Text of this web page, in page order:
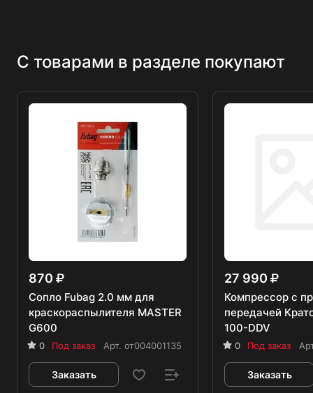
С товарами в разделе покупают
870
Сопло Fubag 2.0 мм для
краскораспылителя MASTER
G600
0 Под заказ Арт. от004001135
Заказать
27 990
Компрессор с
передачей
100-DDV
0 Под заказ
Заказать